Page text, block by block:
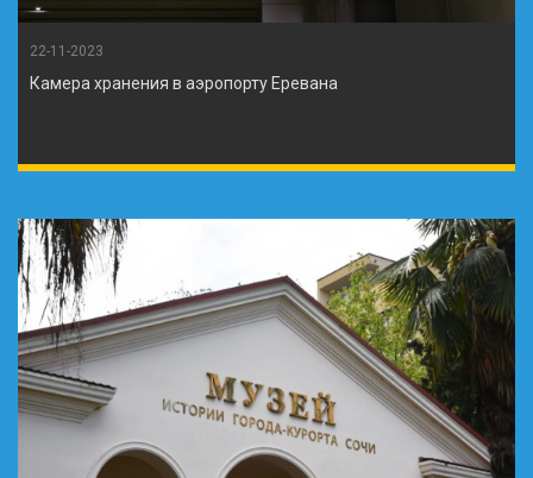
22-11-2023
Камера хранения в аэропорту Еревана